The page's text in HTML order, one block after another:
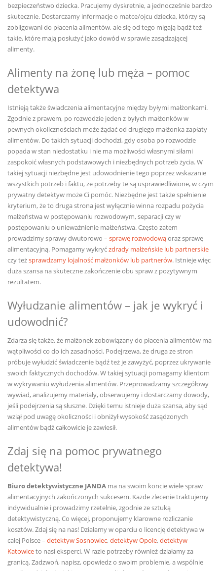
bezpieczeństwo dziecka. Pracujemy dyskretnie, a jednocześnie bardzo
skutecznie. Dostarczamy informacje o matce/ojcu dziecka, którzy są
zobligowani do płacenia alimentów, ale się od tego migają bądź też
takie, które mają posłużyć jako dowód w sprawie zasądzającej
alimenty.
Alimenty na żonę lub męża – pomoc
detektywa
Istnieją także świadczenia alimentacyjne między byłymi małżonkami.
Zgodnie z prawem, po rozwodzie jeden z byłych małżonków w
pewnych okolicznościach może żądać od drugiego małżonka zapłaty
alimentów. Do takich sytuacji dochodzi, gdy osoba po rozwodzie
popada w stan niedostatku i nie ma możliwości własnymi siłami
zaspokoić własnych podstawowych i niezbędnych potrzeb życia. W
takiej sytuacji niezbędne jest udowodnienie tego poprzez wskazanie
wszystkich potrzeb i faktu, że potrzeby te są usprawiedliwione, w czym
prywatny detektyw może Ci pomóc. Niezbędne jest także spełnienie
kryterium, że to druga strona jest wyłącznie winna rozpadu pożycia
małżeństwa w postępowaniu rozwodowym, separacji czy w
postępowaniu o unieważnienie małżeństwa. Często zatem
prowadzimy sprawy dwutorowo – sprawę rozwodowąoraz sprawę
alimentacyjną. Pomagamy wykryćzdrady małżeńskie lub partnerskie
czy teżsprawdzamy lojalność małżonków lub partnerów. Istnieje więc
duża szansa na skuteczne zakończenie obu spraw z pozytywnym
rezultatem.
Wyłudzanie alimentów – jak je wykryć i
udowodnić?
Zdarza się także, że małżonek zobowiązany do płacenia alimentów ma
wątpliwości co do ich zasadności. Podejrzewa, że druga ze stron
próbuje wyłudzić świadczenie bądź też je zawyżyć, poprzez ukrywanie
swoich faktycznych dochodów. W takiej sytuacji pomagamy klientom
w wykrywaniu wyłudzenia alimentów. Przeprowadzamy szczegółowy
wywiad, analizujemy materiały, obserwujemy i dostarczamy dowody,
jeśli podejrzenia są słuszne. Dzięki temu istnieje duża szansa, aby sąd
wziął pod uwagę okoliczności i obniżył wysokość zasądzonych
alimentów bądź całkowicie je zawiesił.
Zdaj się na pomoc prywatnego
detektywa!
Biuro detektywistyczne JANDA ma na swoim koncie wiele spraw
alimentacyjnych zakończonych sukcesem. Każde zlecenie traktujemy
indywidualnie i prowadzimy rzetelnie, zgodnie ze sztuką
detektywistyczną. Co więcej, proponujemy klarowne rozliczanie
kosztów. Zdaj się na nas! Działamy w oparciu o licencję detektywa w
całej Polsce – detektyw Sosnowiec,detektyw Opole,detektyw
Katowiceto nasi eksperci. W razie potrzeby również działamy za
granicą. Zadzwoń, napisz, opowiedz o swoim problemie, a wspólnie